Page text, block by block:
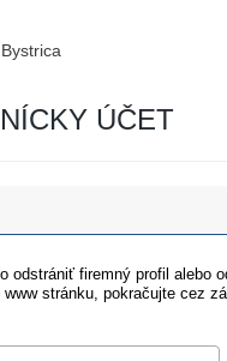
ÚČET
odstrániť firemný profil alebo
stránku, pokračujte cez